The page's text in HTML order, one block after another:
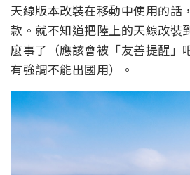
天線版本改裝在移動中使用的話
款。就不知道把陸上的天線改裝
麼事了（應該會被「友善提醒」
有強調不能出國用）。